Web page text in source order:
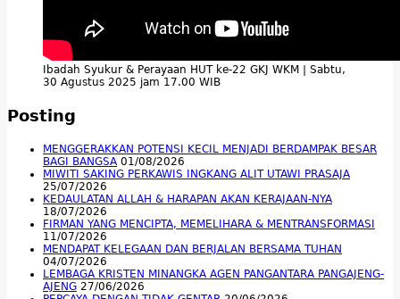
Ibadah Syukur & Perayaan HUT ke-22 GKJ WKM | Sabtu,
30 Agustus 2025 jam 17.00 WIB
Posting
MENGGERAKKAN POTENSI KECIL MENJADI BERDAMPAK BESAR
BAGI BANGSA 01/08/2026
MIWITI SAKING PERKAWIS INGKANG ALIT UTAWI PRASAJA
25/07/2026
KEDAULATAN ALLAH & HARAPAN AKAN KERAJAAN-NYA
18/07/2026
FIRMAN YANG MENCIPTA, MEMELIHARA & MENTRANSFORMASI
11/07/2026
MENDAPAT KELEGAAN DAN BERJALAN BERSAMA TUHAN
04/07/2026
LEMBAGA KRISTEN MINANGKA AGEN PANGANTARA PANGAJENG-
AJENG 27/06/2026